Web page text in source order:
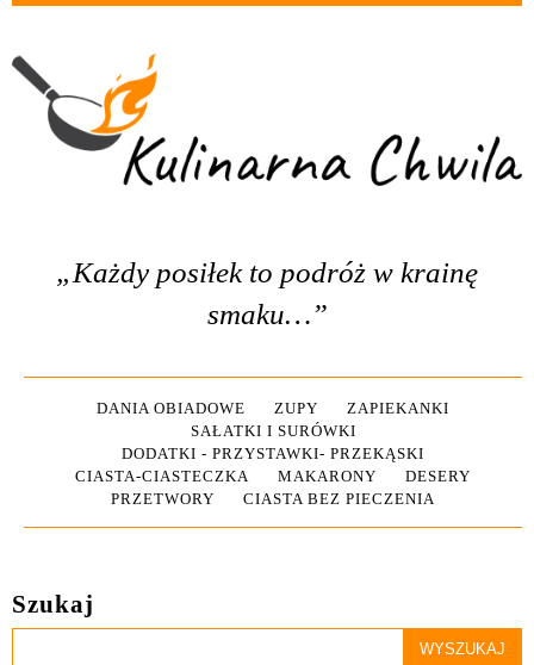
„Każdy posiłek to podróż w krainę
smaku…”
DANIA OBIADOWE ZUPY
ZAPIEKANKI
SAŁATKI I SURÓWKI
DODATKI - PRZYSTAWKI- PRZEKĄSKI
CIASTA-CIASTECZKA
MAKARONY
DESERY
PRZETWORY
CIASTA BEZ PIECZENIA
Szukaj